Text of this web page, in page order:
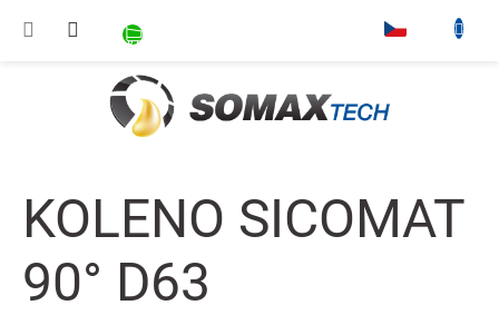
NÁKUPNÍ KOŠÍK
KOLENO SICOMAT
90° D63